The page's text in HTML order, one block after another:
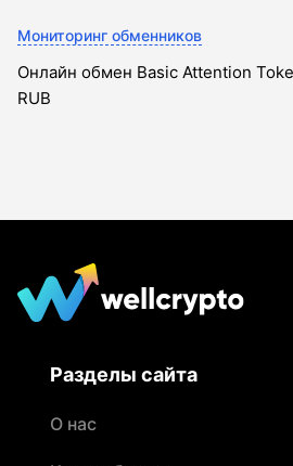
Мониторинг обменников
Онлайн обмен Basic Attention
RUB
Разделы сайта
О нас